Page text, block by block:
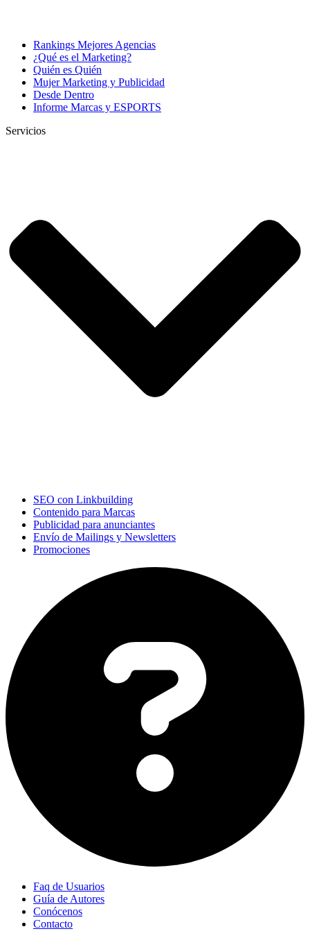
Rankings Mejores Agencias
¿Qué es el Marketing?
Quién es Quién
Mujer Marketing y Publicidad
Desde Dentro
Informe Marcas y ESPORTS
Servicios
SEO con Linkbuilding
Contenido para Marcas
Publicidad para anunciantes
Envío de Mailings y Newsletters
Promociones
Faq de Usuarios
Guía de Autores
Conócenos
Contacto